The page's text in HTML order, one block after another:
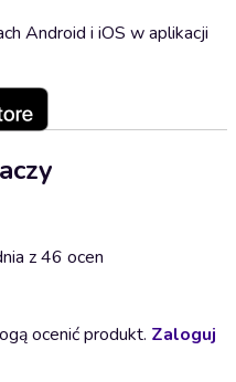
Android i iOS w aplikacji
z 46 ocen
ocenić produkt. Zaloguj